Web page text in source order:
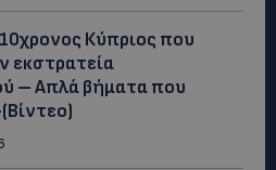
Κύπριος που
εκστρατεία
– Απλά βήματα που